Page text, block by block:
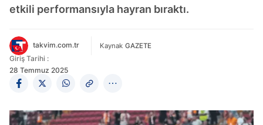
etkili performansıyla hayran bıraktı.
takvim.com.tr Kaynak GAZETE
Giriş Tarihi :
28 Temmuz 2025